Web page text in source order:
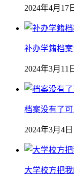
2024年4月17
补办学籍档
2024年3月11
档案没有了
2024年3月4日
大学校方把